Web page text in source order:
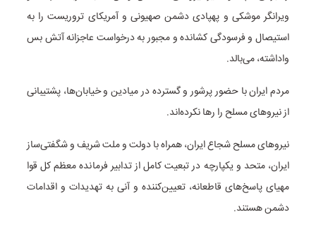
ویرانگر موشکی و پهپادی دشمن صهیونی و آمریکای تروریست را به
استیصال و فرسودگی کشانده و مجبور به درخواست عاجزانه آتش بس
واداشته، می‌بالد.
مردم ایران با حضور پرشور و گسترده در میادین و خیابان‌ها، پشتیبانی
از نیروهای مسلح را رها نکرده‌اند.
نیروهای مسلح شجاع ایران، همراه با دولت و ملت شریف و شگفتی‌ساز
ایران، متحد و یکپارچه در تبعیت کامل از تدابیر فرمانده معظم کل قوا
مهیای پاسخ‌های قاطعانه، تعیین‌کننده و آنی به تهدیدات و اقدامات
دشمن هستند.